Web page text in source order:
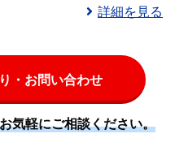
詳細を見る
・お問い合わせ
気軽にご相談ください。